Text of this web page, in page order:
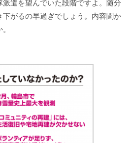
遣を望んでいた段階ですよ。随分
がるの早過ぎでしょう。内容聞か